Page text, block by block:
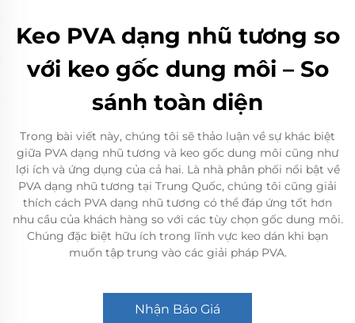
Keo PVA dạng nhũ tương so
với keo gốc dung môi – So
sánh toàn diện
Trong bài viết này, chúng tôi sẽ thảo luận về sự khác biệt
giữa PVA dạng nhũ tương và keo gốc dung môi cũng như
lợi ích và ứng dụng của cả hai. Là nhà phân phối nổi bật về
PVA dạng nhũ tương tại Trung Quốc, chúng tôi cũng giải
thích cách PVA dạng nhũ tương có thể đáp ứng tốt hơn
nhu cầu của khách hàng so với các tùy chọn gốc dung môi.
Chúng đặc biệt hữu ích trong lĩnh vực keo dán khi bạn
muốn tập trung vào các giải pháp PVA.
Nhận Báo Giá